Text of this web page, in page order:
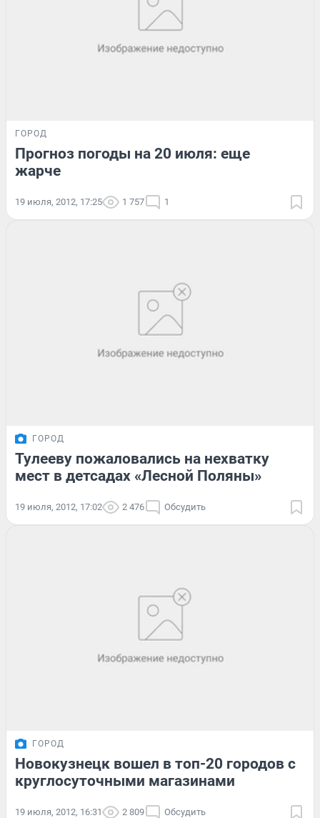
ГОРОД
Прогноз погоды на 20 июля: еще
жарче
19 июля, 2012, 17:25 1 757 1
ГОРОД
Тулееву пожаловались на нехватку
мест в детсадах «Лесной Поляны»
19 июля, 2012, 17:02 2 476 Обсудить
ГОРОД
Новокузнецк вошел в топ-20 городов с
круглосуточными магазинами
19 июля, 2012, 16:31 2 809 Обсудить